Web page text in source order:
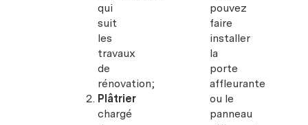
qui
suit
les
travaux
de
rénovation;
Plâtrier
chargé
pouvez
faire
installer
la
porte
affleurante
ou le
panneau